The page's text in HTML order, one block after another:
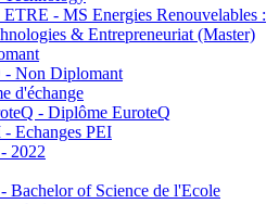
- MS Energies Renouvelables :
& Entrepreneuriat (Master)
- Non Diplomant
d'échange
- Diplôme EuroteQ
- Echanges PEI
2022
Bachelor of Science de l'Ecole